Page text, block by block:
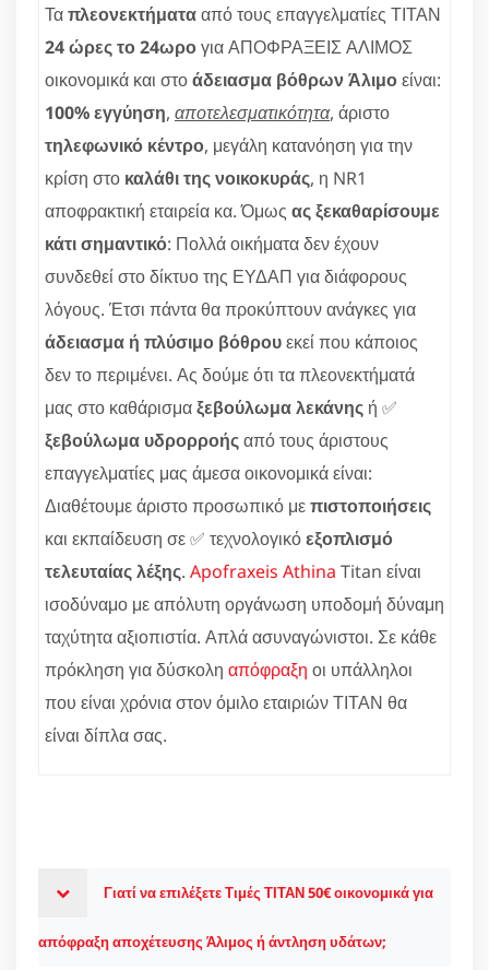
Ταπλεονεκτήματααπό τους επαγγελματίες ΤΙΤΑΝ
24 ώρες το 24ωρογια ΑΠΟΦΡΑΞΕΙΣ ΑΛΙΜΟΣ
οικονομικά και στοάδειασμα βόθρων Άλιμοείναι:
100% εγγύηση, αποτελεσματικότητα, άριστο
τηλεφωνικό κέντρο, μεγάλη κατανόηση για την
κρίση στο καλάθι της νοικοκυράς, η NR1
αποφρακτική εταιρεία κα. Όμως ας ξεκαθαρίσουμε
κάτι σημαντικό: Πολλά οικήματα δεν έχουν
συνδεθεί στο δίκτυο της ΕΥΔΑΠ για διάφορους
λόγους. Έτσι πάντα θα προκύπτουν ανάγκες για
άδειασμα ή πλύσιμο βόθρουεκεί που κάποιος
δεν το περιμένει. Ας δούμε ότι τα πλεονεκτήματά
μας στο καθάρισμαξεβούλωμα λεκάνης ή ✅
ξεβούλωμα υδρορροήςαπό τους άριστους
επαγγελματίες μας άμεσα οικονομικά είναι:
Διαθέτουμε άριστο προσωπικό μεπιστοποιήσεις
και εκπαίδευση σε ✅ τεχνολογικόεξοπλισμό
τελευταίας λέξης. Apofraxeis Athina Titan είναι
ισοδύναμο με απόλυτη οργάνωση υποδομή δύναμη
ταχύτητα αξιοπιστία. Απλά ασυναγώνιστοι. Σε κάθε
πρόκληση για δύσκολη απόφραξη οι υπάλληλοι
που είναι χρόνια στον όμιλο εταιριών ΤΙΤΑΝ θα
είναι δίπλα σας.
Γιατί να επιλέξετε Τιμές ΤΙΤΑΝ 50€ οικονομικά για
απόφραξη αποχέτευσης Άλιμος ή άντληση υδάτων;